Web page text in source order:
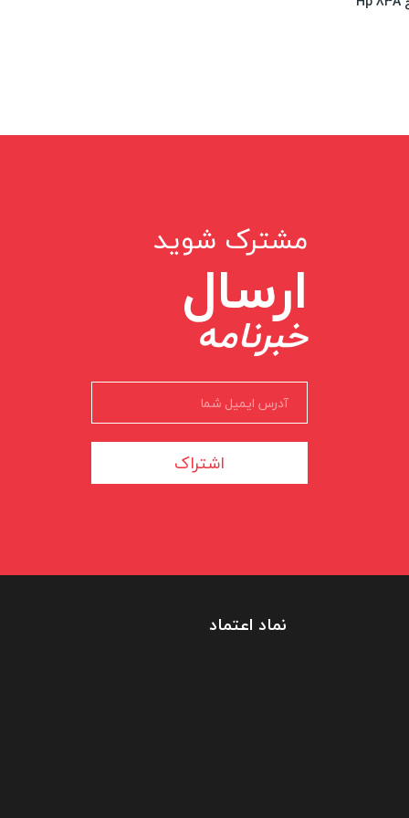
مشترک شوید
ارسال
خبرنامه
اشتراک
نماد اعتماد